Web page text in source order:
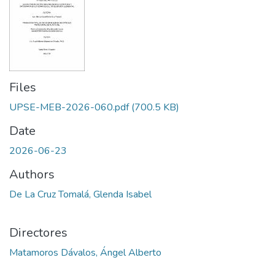
Files
UPSE-MEB-2026-060.pdf(700.5 KB)
Date
2026-06-23
Authors
De La Cruz Tomalá, Glenda Isabel
Directores
Matamoros Dávalos, Ángel Alberto